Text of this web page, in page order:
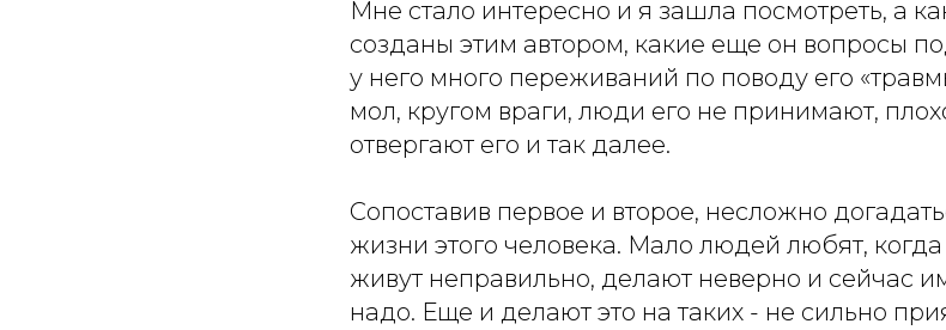
Мне стало интересно и я зашла посмотреть, а
созданы этим автором, какие еще он вопросы
у него много переживаний по поводу его
мол, кругом враги, люди его не принимают,
отвергают его и так далее.
Сопоставив первое и второе, несложно
жизни этого человека. Мало людей любят, когда
живут неправильно, делают неверно и сейчас
надо. Еще и делают это на таких - не сильно